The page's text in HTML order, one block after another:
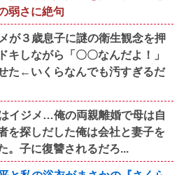
弱さに絶句
が３歳息子に謎の衛生観念を押
しながら「〇〇なんだよ！」
た←いくらなんでも汚すぎるだ
イジメ…俺の両親離婚で母は自
を探しだした俺は会社と妻子を
。子に復讐されるだろ...